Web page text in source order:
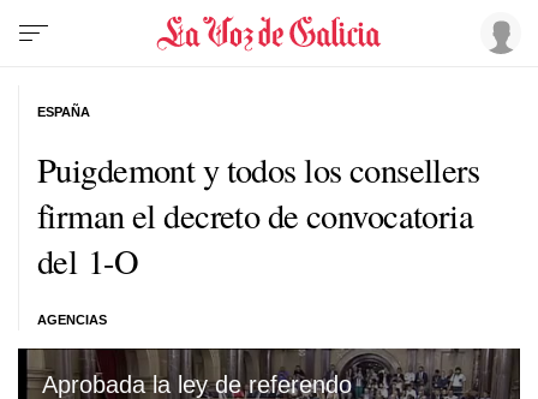
Puigdemont y todos los consellers
firman el decreto de convocatoria
del 1-O
AGENCIAS
ESPAÑA
Aprobada la ley de referendo